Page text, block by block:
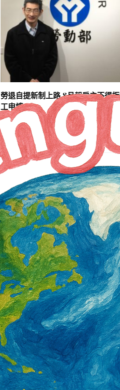
勞退自提新制上路 8月起雇主不得
工申請
2 天 AGO